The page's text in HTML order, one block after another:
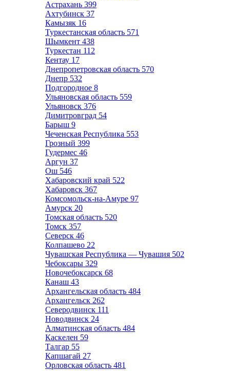
Астрахань 399
Ахтубинск 37
Камызяк 16
Туркестанская область 571
Шымкент 438
Туркестан 112
Кентау 17
Днепропетровская область 570
Днепр 532
Подгородное 8
Ульяновская область 559
Ульяновск 376
Димитровград 54
Барыш 9
Чеченская Республика 553
Грозный 399
Гудермес 46
Аргун 37
Ош 546
Хабаровский край 522
Хабаровск 367
Комсомольск-на-Амуре 97
Амурск 20
Томская область 520
Томск 357
Северск 46
Колпашево 22
Чувашская Республика — Чувашия 502
Чебоксары 329
Новочебоксарск 68
Канаш 43
Архангельская область 484
Архангельск 262
Северодвинск 111
Новодвинск 24
Алматинская область 484
Каскелен 59
Талгар 55
Капшагай 27
Орловская область 481